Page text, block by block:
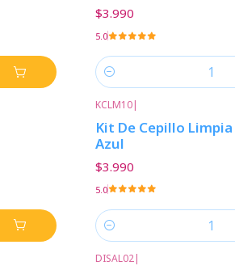
$3.990
5.0
Cantidad
KCLM10|
Kit De Cepillo
Azul
$3.990
5.0
Cantidad
DISAL02|